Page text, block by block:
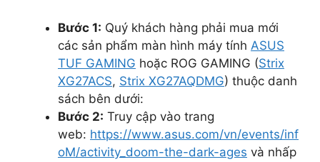
Bước 1: Quý khách hàng phải mua mới
các sản phẩm màn hình máy tính ASUS
TUF GAMING hoặc ROG GAMING (Strix
XG27ACS, Strix XG27AQDMG) thuộc danh
sách bên dưới:
Bước 2: Truy cập vào trang
web: https://www.asus.com/vn/events/inf
oM/activity_doom-the-dark-ages và nhấp